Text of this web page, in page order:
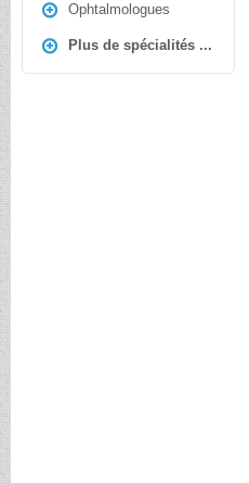
Ophtalmologues
Plus de spécialités ...